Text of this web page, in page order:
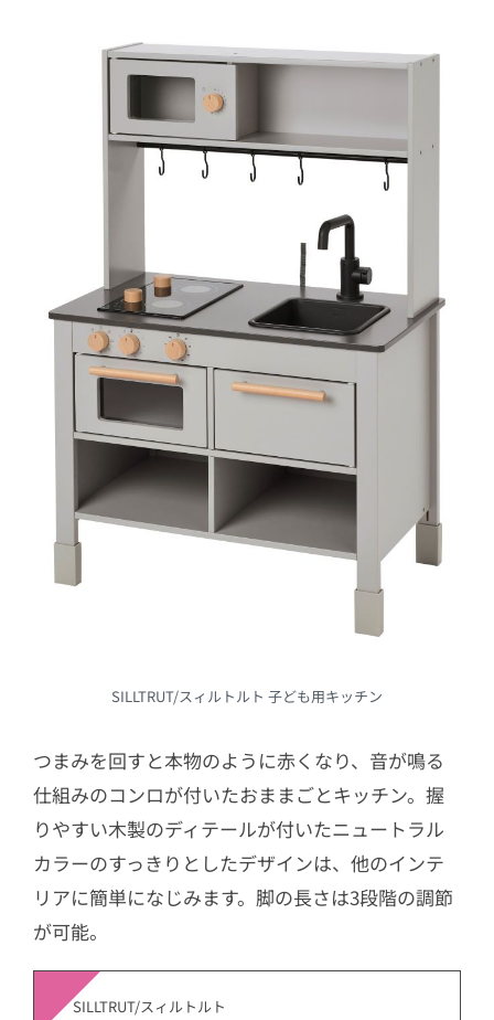
SILLTRUT/スィルトルト 子ども用キッチン
つまみを回すと本物のように赤くなり、音が鳴る
仕組みのコンロが付いたおままごとキッチン。握
りやすい木製のディテールが付いたニュートラル
カラーのすっきりとしたデザインは、他のインテ
リアに簡単になじみます。脚の長さは3段階の調節
が可能。
SILLTRUT/スィルトルト